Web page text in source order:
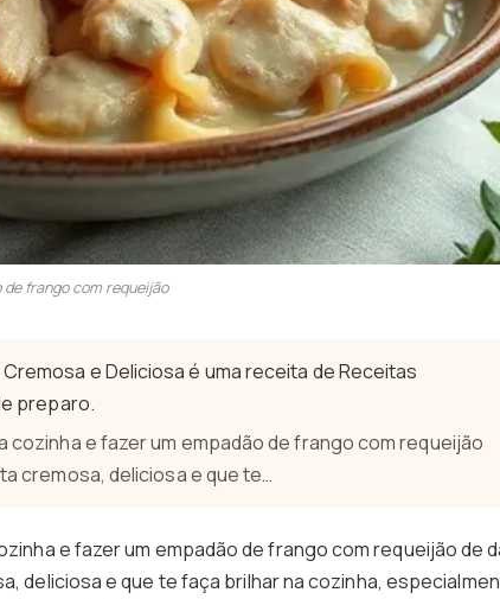
de frango com requeijão
e Deliciosa é uma receita de Receitas
preparo.
cozinha e fazer um empadão de frango com requeijão
cremosa, deliciosa e que te…
e fazer um empadão de frango com requeijão de
deliciosa e que te faça brilhar na cozinha,